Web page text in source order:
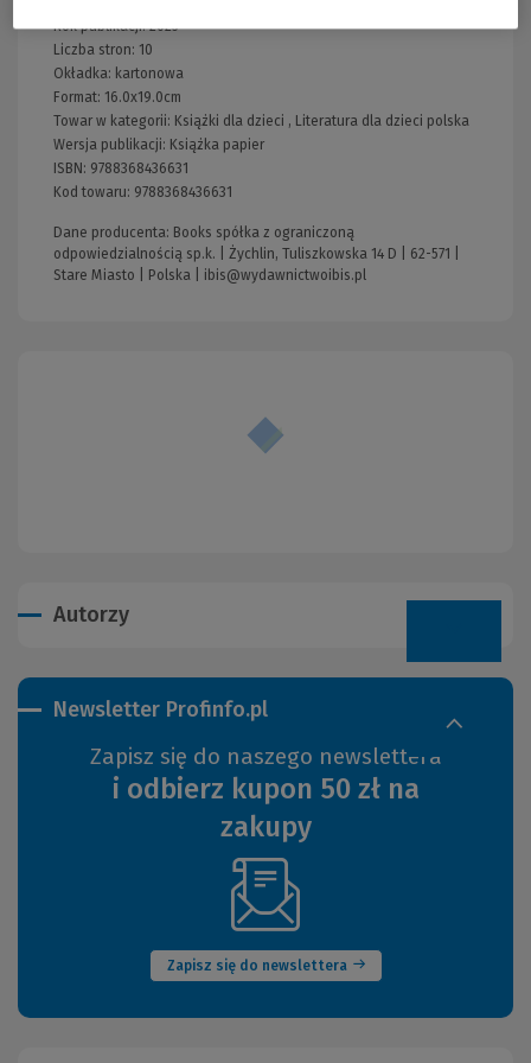
Rok publikacji:2025
Liczba stron: 10
Okładka: kartonowa
Format: 16.0x19.0cm
Towar w kategorii: Książki dla dzieci , Literatura dla dzieci polska
Wersja publikacji: Książka papier
ISBN: 9788368436631
Kod towaru: 9788368436631
Dane producenta: Books spółka z ograniczoną
odpowiedzialnością sp.k. | Żychlin, Tuliszkowska 14 D | 62-571 |
Stare Miasto | Polska | ibis@wydawnictwoibis.pl
Autorzy
Newsletter Profinfo.pl
Zapisz się do naszego newslettera
i odbierz kupon 50 zł na
zakupy
Zapisz się do newslettera
(Nowe
okno)